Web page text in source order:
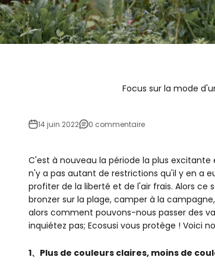
Focus sur la mode
14 juin 2022 0 commentaire
C'est à nouveau la période la plus
n'y a pas autant de restrictions qu'il y en a
profiter de la liberté et de l'air frais. Alors ce
bronzer sur la plage, camper à la
alors comment pouvons-nous passer des
inquiétez pas; Ecosusi vous protège ! Voici
1、Plus de couleurs claires, moins de